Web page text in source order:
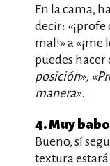
En la cama,
decir:
mal!» a «¡me
puedes hacer
posición»,
manera».
4. Muy
Bueno, sí
textura